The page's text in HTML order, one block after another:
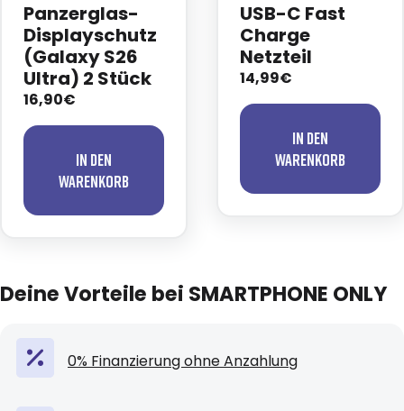
Panzerglas-
Displayschutz
(Galaxy S26
Ultra) 2 Stück
16,90€
In den
Warenkorb
USB-C Fast
Charge
Netzteil
14,99€
In den
Warenkorb
Deine Vorteile bei SMARTPHONE ONLY
0% Finanzierung ohne Anzahlung